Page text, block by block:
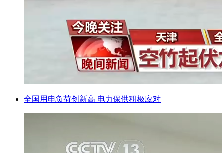
全国用电负荷创新高 电力保供积极应对